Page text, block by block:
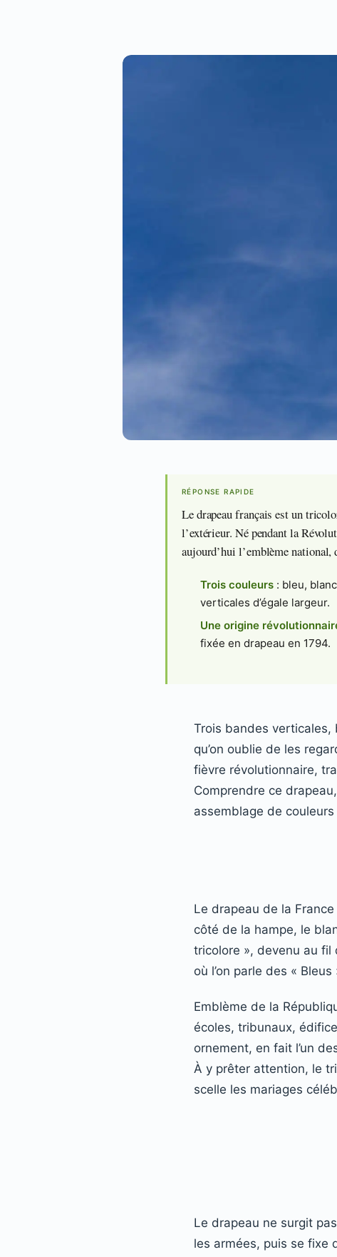
RÉPONSE RAPIDE
Le drapeau français est un
l’extérieur. Né pendant la
aujourd’hui l’emblème
Trois couleurs: bleu,
verticales d’égale largeur.
Une origine
fixée en drapeau en 1794.
Trois bandes verticales,
qu’on oublie de les
fièvre révolutionnaire,
Comprendre ce
assemblage de
Le drapeau de la
côté de la hampe, le
tricolore », devenu au
où l’on parle des « Bleus
Emblème de la
écoles, tribunaux,
ornement, en fait l’un
À y prêter attention, le
scelle les mariages
Le drapeau ne surgit
les armées, puis se fixe